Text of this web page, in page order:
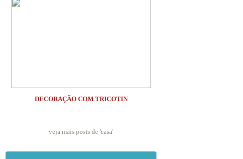
DECORAÇÃO COM TRICOTIN
veja mais posts de 'casa'